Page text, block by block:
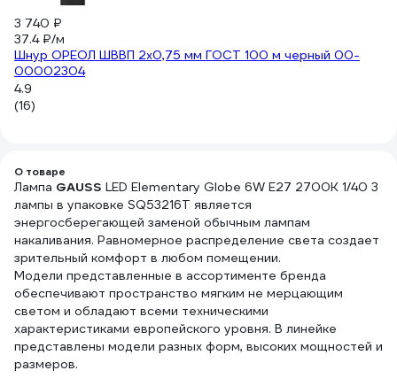
3 740 ₽
37.4 ₽/м
Шнур ОРЕОЛ ШВВП 2х0,75 мм ГОСТ 100 м черный 00-
00002304
4.9
(16)
О товаре
Лампа GAUSS LED Elementary Globe 6W E27 2700K 1/40 3
лампы в упаковке SQ53216T является
энергосберегающей заменой обычным лампам
накаливания. Равномерное распределение света создает
зрительный комфорт в любом помещении.
Модели представленные в ассортименте бренда
обеспечивают пространство мягким не мерцающим
светом и обладают всеми техническими
характеристиками европейского уровня. В линейке
представлены модели разных форм, высоких мощностей и
размеров.